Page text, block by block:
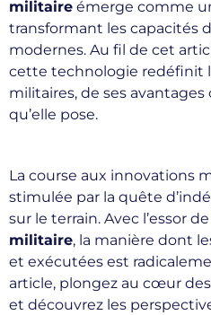
militaire émerge comme
transformant les capacités
modernes. Au fil de cet
cette technologie redéfinit
militaires, de ses
qu’elle pose.
La course aux innovations
stimulée par la quête
sur le terrain. Avec l’essor de
militaire, la manière dont
et exécutées est
article, plongez au cœur
et découvrez les